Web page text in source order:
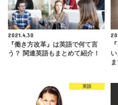
2021.4.30
『働き方改革』は英語で何て言
う？ 関連英語もまとめて紹介！
英語